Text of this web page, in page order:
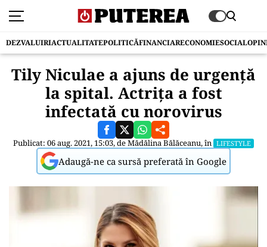
DEZVALUIRIACTUALITATEPOLITICĂFINANCIARECONOMIESOCIAL
Tily Niculae a ajuns de urgență
la spital. Actrița a fost
infectată cu norovirus
Publicat: 06 aug. 2021, 15:03, deMădălina Bălăceanu, în LIFESTYLE
Adaugă-ne ca sursă preferată în Google